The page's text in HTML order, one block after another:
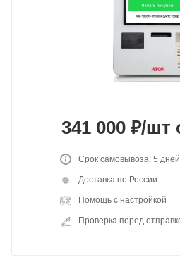
341 000 ₽/шт
Срок самовывоза: 5 дней
Доставка по России
Помощь с настройкой
Проверка перед